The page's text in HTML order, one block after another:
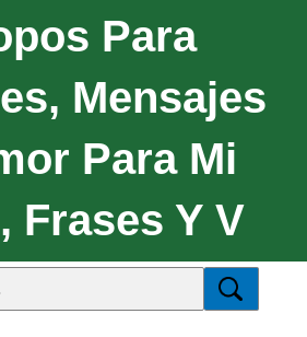
Para
Mensajes
Para Mi
Frases Y V